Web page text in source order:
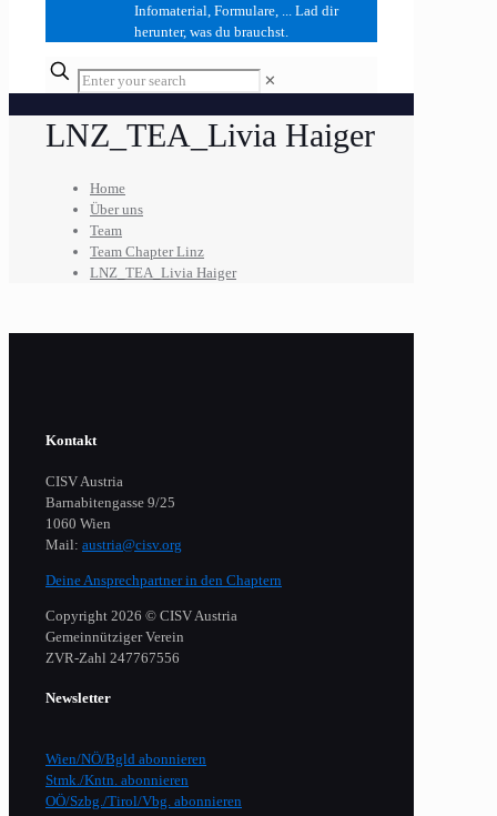
Infomaterial, Formulare, ... Lad dir
herunter, was du brauchst.
✕
LNZ_TEA_Livia Haiger
Home
Über uns
Team
Team Chapter Linz
LNZ_TEA_Livia Haiger
Kontakt
CISV Austria
Barnabitengasse 9/25
1060 Wien
Mail: austria@cisv.org
Deine Ansprechpartner in den Chaptern
Copyright 2026 © CISV Austria
Gemeinnütziger Verein
​ZVR-Zahl 247767556
Newsletter
Wien/NÖ/Bgld abonnieren
Stmk./Kntn. abonnieren
OÖ/Szbg./Tirol/Vbg. abonnieren